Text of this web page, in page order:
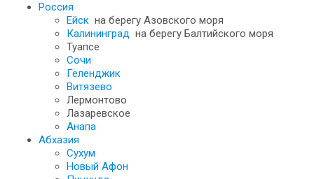
Россия
Ейск на берегу Азовского моря
Калининград на берегу Балтийского моря
Туапсе
Сочи
Геленджик
Витязево
Лермонтово
Лазаревское
Анапа
Абхазия
Сухум
Новый Афон